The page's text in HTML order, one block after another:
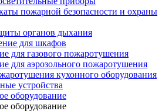
пожарной безопасности и охраны
органов дыхания
для шкафов
для газового пожаротушения
для аэрозольного пожаротушения
кухонного оборудования
устройства
оборудование
оборудование